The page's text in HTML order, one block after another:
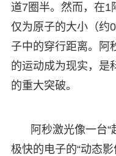
道7圈半。然而，在1
仅为原子的大小（约
子中的穿行距离。阿
的运动成为现实，是
的重大突破。
阿秒激光像一台
极快的电子的“动态